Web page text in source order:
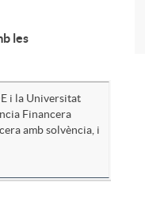
les
i la Universitat
Financera
amb solvència, i